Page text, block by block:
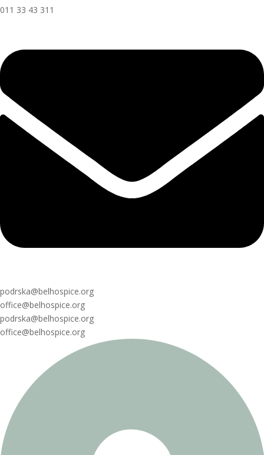
011 33 43 311
podrska@belhospice.org
office@belhospice.org
podrska@belhospice.org
office@belhospice.org